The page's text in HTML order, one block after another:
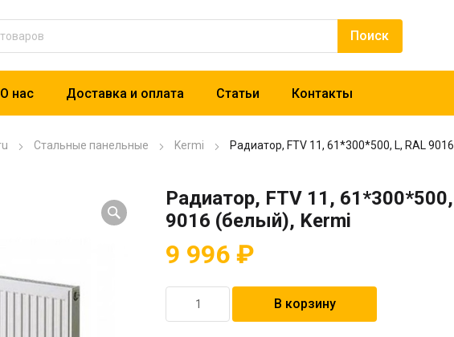
О нас Доставка и оплата Статьи Контакты
Стальные панельные Kermi Радиатор, FTV 11, 61*300*500, L, RAL
Радиатор, FTV 11,
9016 (белый), Kermi
9 996 ₽
товара
В корзину